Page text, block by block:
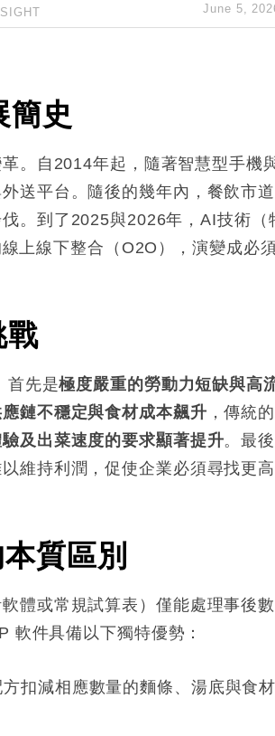
June 5,
簡史
。自2014年起，隨著智慧型手機
送平台。隨後的幾年內，餐飲市
。到了2025與2026年，AI技術（
上線下整合（O2O），演變成必
戰
首先是極度嚴重的勞動力短缺與高
鏈不穩定與食材成本飆升 ，傳統
及出菜速度的要求顯著提升。最
維持利潤，促使企業必須尋找更
質區別
體或常規試算表）僅能處理事後數
軟件具備以下獨特優勢 ：
扣減相應數量的麵條、湯底與食